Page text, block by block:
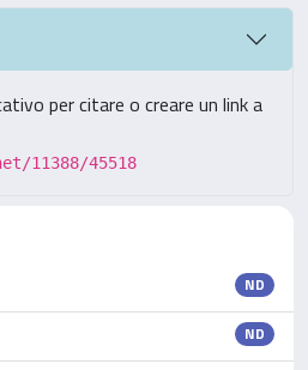
per citare o creare un link a
11388/45518
ND
ND